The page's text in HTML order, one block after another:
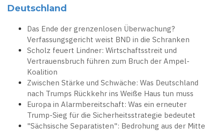
Deutschland
Das Ende der grenzenlosen Überwachung?
Verfassungsgericht weist BND in die Schranken
Scholz feuert Lindner: Wirtschaftsstreit und
Vertrauensbruch führen zum Bruch der Ampel-
Koalition
Zwischen Stärke und Schwäche: Was Deutschland
nach Trumps Rückkehr ins Weiße Haus tun muss
Europa in Alarmbereitschaft: Was ein erneuter
Trump-Sieg für die Sicherheitsstrategie bedeutet
"Sächsische Separatisten": Bedrohung aus der Mitte